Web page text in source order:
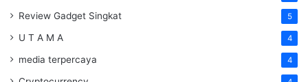
Review Gadget Singkat 5
U T A M A 4
media terpercaya 4